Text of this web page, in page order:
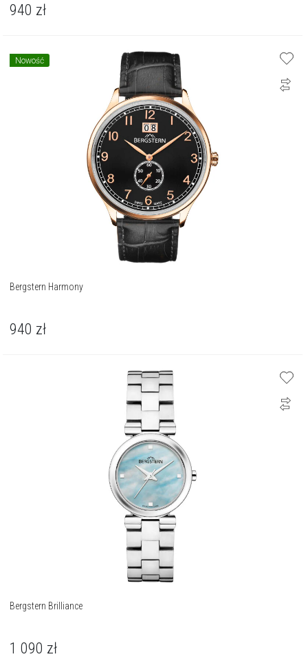
940 zł
Nowość
Bergstern Harmony
940 zł
Bergstern Brilliance
1 090 zł